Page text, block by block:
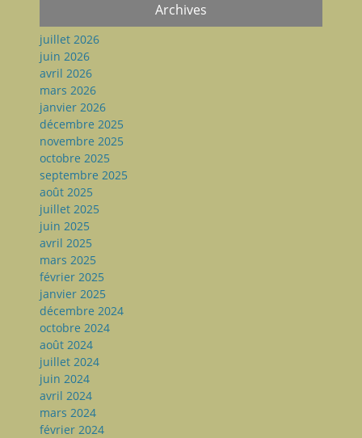
Archives
juillet 2026
juin 2026
avril 2026
mars 2026
janvier 2026
décembre 2025
novembre 2025
octobre 2025
septembre 2025
août 2025
juillet 2025
juin 2025
avril 2025
mars 2025
février 2025
janvier 2025
décembre 2024
octobre 2024
août 2024
juillet 2024
juin 2024
avril 2024
mars 2024
février 2024